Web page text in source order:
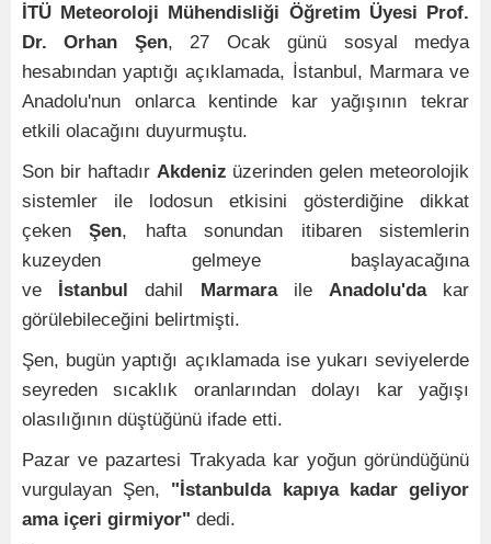
İTÜ Meteoroloji Mühendisliği Öğretim Üyesi Prof.
Dr. Orhan Şen, 27 Ocak günü sosyal medya
hesabından yaptığı açıklamada, İstanbul, Marmara ve
Anadolu'nun onlarca kentinde kar yağışının tekrar
etkili olacağını duyurmuştu.
Son bir haftadır Akdeniz üzerinden gelen meteorolojik
sistemler ile lodosun etkisini gösterdiğine dikkat
çekenŞen, hafta sonundan itibaren sistemlerin
kuzeyden gelmeye başlayacağına
ve İstanbul dahil Marmaraile Anadolu'dakar
görülebileceğini belirtmişti.
Şen, bugün yaptığı açıklamada ise yukarı seviyelerde
seyreden sıcaklık oranlarından dolayı kar yağışı
olasılığının düştüğünü ifade etti.
Pazar ve pazartesi Trakyada kar yoğun göründüğünü
vurgulayan Şen, "İstanbulda kapıya kadar geliyor
ama içeri girmiyor" dedi.